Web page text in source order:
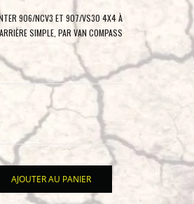
sélectionner
résultat
Entrée
pour
906/NCV3 ET 907/VS30 4X4 À
SIMPLE, PAR VAN COMPASS
AJOUTER AU PANIER